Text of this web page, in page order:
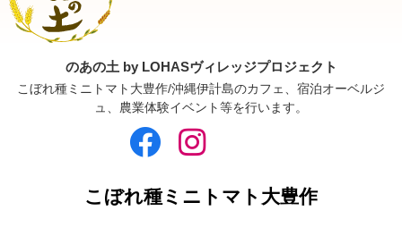
のあの土 by LOHASヴィレッジプロジェクト
こぼれ種ミニトマト大豊作/沖縄伊計島のカフェ、宿泊オーベルジ
ュ、農業体験イベント等を行います。
こぼれ種ミニトマト大豊作